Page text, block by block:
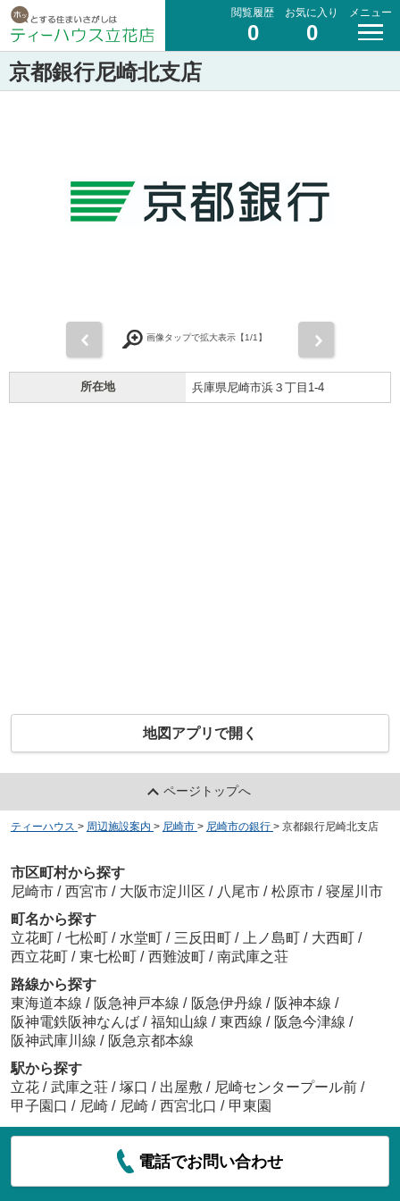
閲覧履歴
0
お気に入り
0
メニュー
京都銀行尼崎北支店
画像タップで拡大表示【1/1】
所在地 兵庫県尼崎市浜３丁目1-4
地図アプリで開く
ページトップへ
ティーハウス > 周辺施設案内 > 尼崎市 > 尼崎市の銀行 > 京都銀行尼崎北支店
市区町村から探す
尼崎市 / 西宮市 / 大阪市淀川区 / 八尾市 / 松原市 / 寝屋川市
町名から探す
立花町 / 七松町 / 水堂町 / 三反田町 / 上ノ島町 / 大西町 /
西立花町 / 東七松町 / 西難波町 / 南武庫之荘
路線から探す
東海道本線 / 阪急神戸本線 / 阪急伊丹線 / 阪神本線 /
阪神電鉄阪神なんば / 福知山線 / 東西線 / 阪急今津線 /
阪神武庫川線 / 阪急京都本線
駅から探す
立花 / 武庫之荘 / 塚口 / 出屋敷 / 尼崎センタープール前 /
甲子園口 / 尼崎 / 尼崎 / 西宮北口 / 甲東園
電話でお問い合わせ